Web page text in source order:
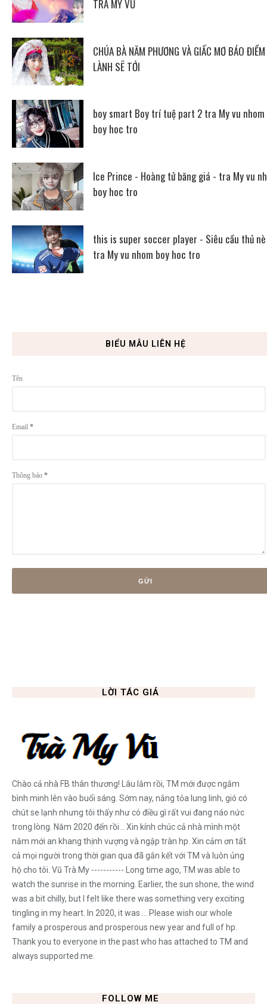
TRÀ MY VŨ
CHÚA BÀ NĂM PHƯƠNG VÀ GIẤC MƠ BÁO ĐIỀM
LÀNH SẼ TỚI
boy smart Boy trí tuệ part 2 tra My vu nhom
boy hoc tro
Ice Prince - Hoàng tử băng giá - tra My vu
boy hoc tro
this is super soccer player - Siêu cầu thủ
tra My vu nhom boy hoc tro
BIỂU MẪU LIÊN HỆ
Tên
Email *
Thông báo *
LỜI TÁC GIẢ
Chào cả nhà FB thân thương! Lâu lắm rồi, TM mới được ngắm
bình minh lên vào buổi sáng. Sớm nay, nắng tỏa lung linh, gió có
chút se lạnh nhưng tôi thấy như có điều gì rất vui đang náo nức
trong lòng. Năm 2020 đến rồi... Xin kính chúc cả nhà mình một
năm mới an khang thịnh vượng và ngập tràn hp. Xin cảm ơn tất
cả mọi người trong thời gian qua đã gắn kết với TM và luôn ủng
hộ cho tôi. Vũ Trà My ----------- Long time ago, TM was able to
watch the sunrise in the morning. Earlier, the sun shone, the wind
was a bit chilly, but I felt like there was something very exciting
tingling in my heart. In 2020, it was ... Please wish our whole
family a prosperous and prosperous new year and full of hp.
Thank you to everyone in the past who has attached to TM and
always supported me.
FOLLOW ME